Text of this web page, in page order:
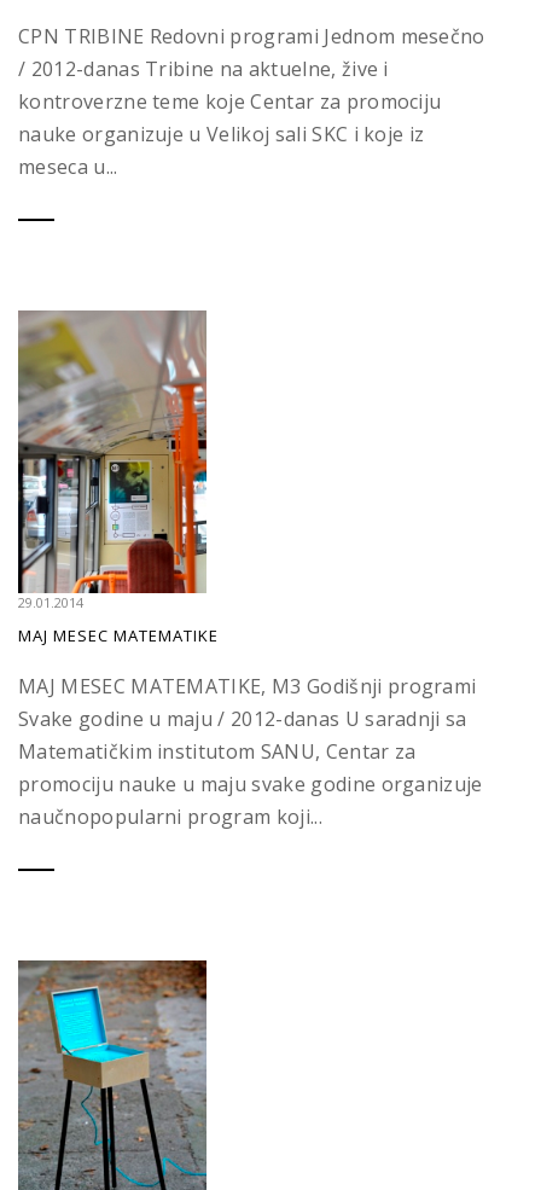
CPN TRIBINE Redovni programi Jednom mesečno
/ 2012-danas Tribine na aktuelne, žive i
kontroverzne teme koje Centar za promociju
nauke organizuje u Velikoj sali SKC i koje iz
meseca u...
29.01.2014
MAJ MESEC MATEMATIKE
MAJ MESEC MATEMATIKE, M3 Godišnji programi
Svake godine u maju / 2012-danas U saradnji sa
Matematičkim institutom SANU, Centar za
promociju nauke u maju svake godine organizuje
naučnopopularni program koji...